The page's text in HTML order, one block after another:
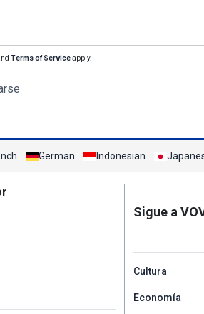
Terms of Serviceapply.
German Indonesian
Mạng
Sigue a
menu
Cultura
Economía